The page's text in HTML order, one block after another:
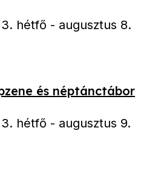
hétfő - augusztus 8.
és néptánctábor
hétfő - augusztus 9.